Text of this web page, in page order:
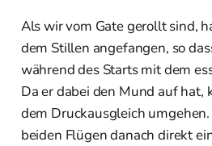
Als wir vom Gate gerollt sind,
dem Stillen angefangen, so
während des Starts mit dem
Da er dabei den Mund auf hat,
dem Druckausgleich
beiden Flügen danach direkt